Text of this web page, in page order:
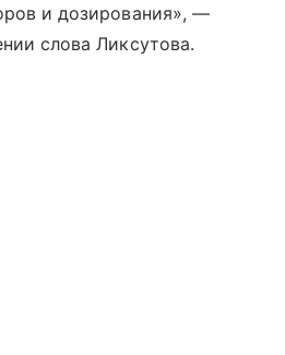
и дозирования», —
слова Ликсутова.